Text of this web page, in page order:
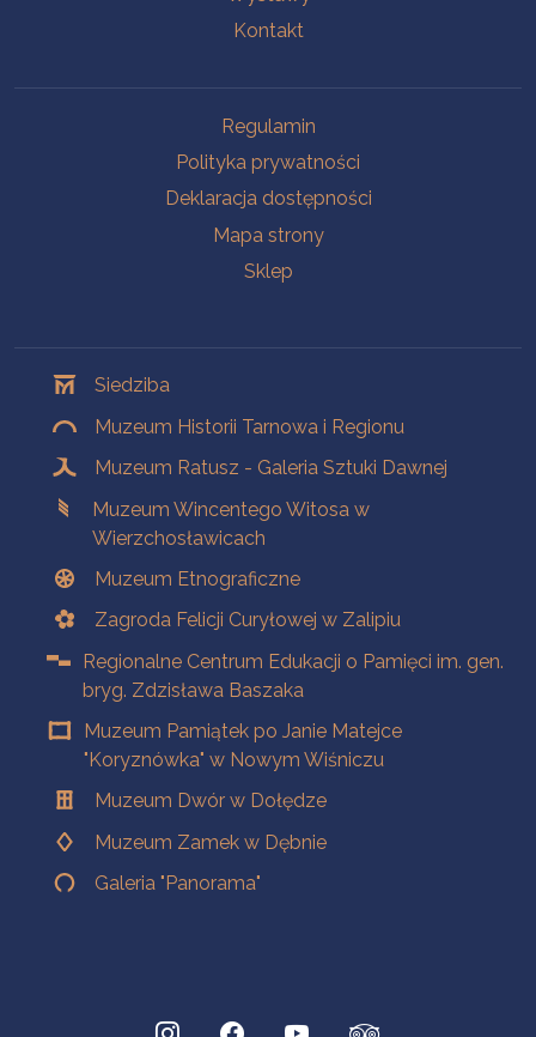
Kontakt
Regulamin
Polityka prywatności
Deklaracja dostępności
Mapa strony
Sklep
Siedziba
Muzeum Historii Tarnowa i Regionu
Muzeum Ratusz - Galeria Sztuki Dawnej
Muzeum Wincentego Witosa w
Wierzchosławicach
Muzeum Etnograficzne
Zagroda Felicji Curyłowej w Zalipiu
Regionalne Centrum Edukacji o Pamięci im. gen.
bryg. Zdzisława Baszaka
Muzeum Pamiątek po Janie Matejce
"Koryznówka" w Nowym Wiśniczu
Muzeum Dwór w Dołędze
Muzeum Zamek w Dębnie
Galeria "Panorama"